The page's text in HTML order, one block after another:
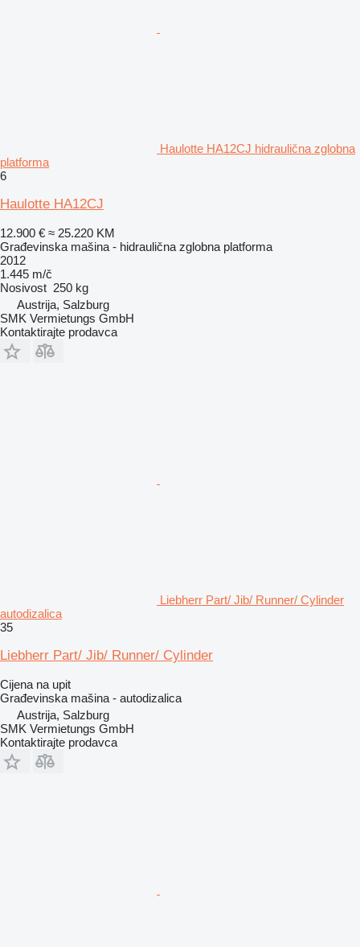
Haulotte HA12CJ hidraulična zglobna
platforma
6
Haulotte HA12CJ
12.900 € ≈ 25.220 KM
Građevinska mašina - hidraulična zglobna platforma
2012
1.445 m/č
Nosivost 250 kg
Austrija, Salzburg
SMK Vermietungs GmbH
Kontaktirajte prodavca
Liebherr Part/ Jib/ Runner/ Cylinder
autodizalica
35
Liebherr Part/ Jib/ Runner/ Cylinder
Cijena na upit
Građevinska mašina - autodizalica
Austrija, Salzburg
SMK Vermietungs GmbH
Kontaktirajte prodavca